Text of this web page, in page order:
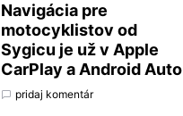
Navigácia pre
motocyklistov od
Sygicu je už v Apple
CarPlay a Android Auto
pridaj komentár